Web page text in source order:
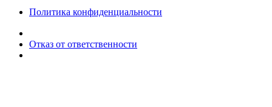
Политика конфиденциальности
Отказ от ответственности